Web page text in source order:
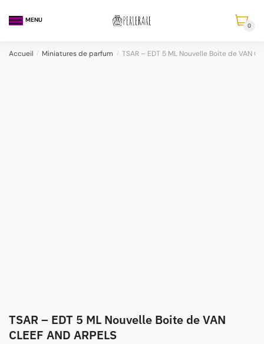
MENU
0
Accueil / Miniatures de parfum / TSAR – EDT 5 ML Nouvelle Boite de VAN
TSAR – EDT 5 ML Nouvelle Boite de VAN
CLEEF AND ARPELS